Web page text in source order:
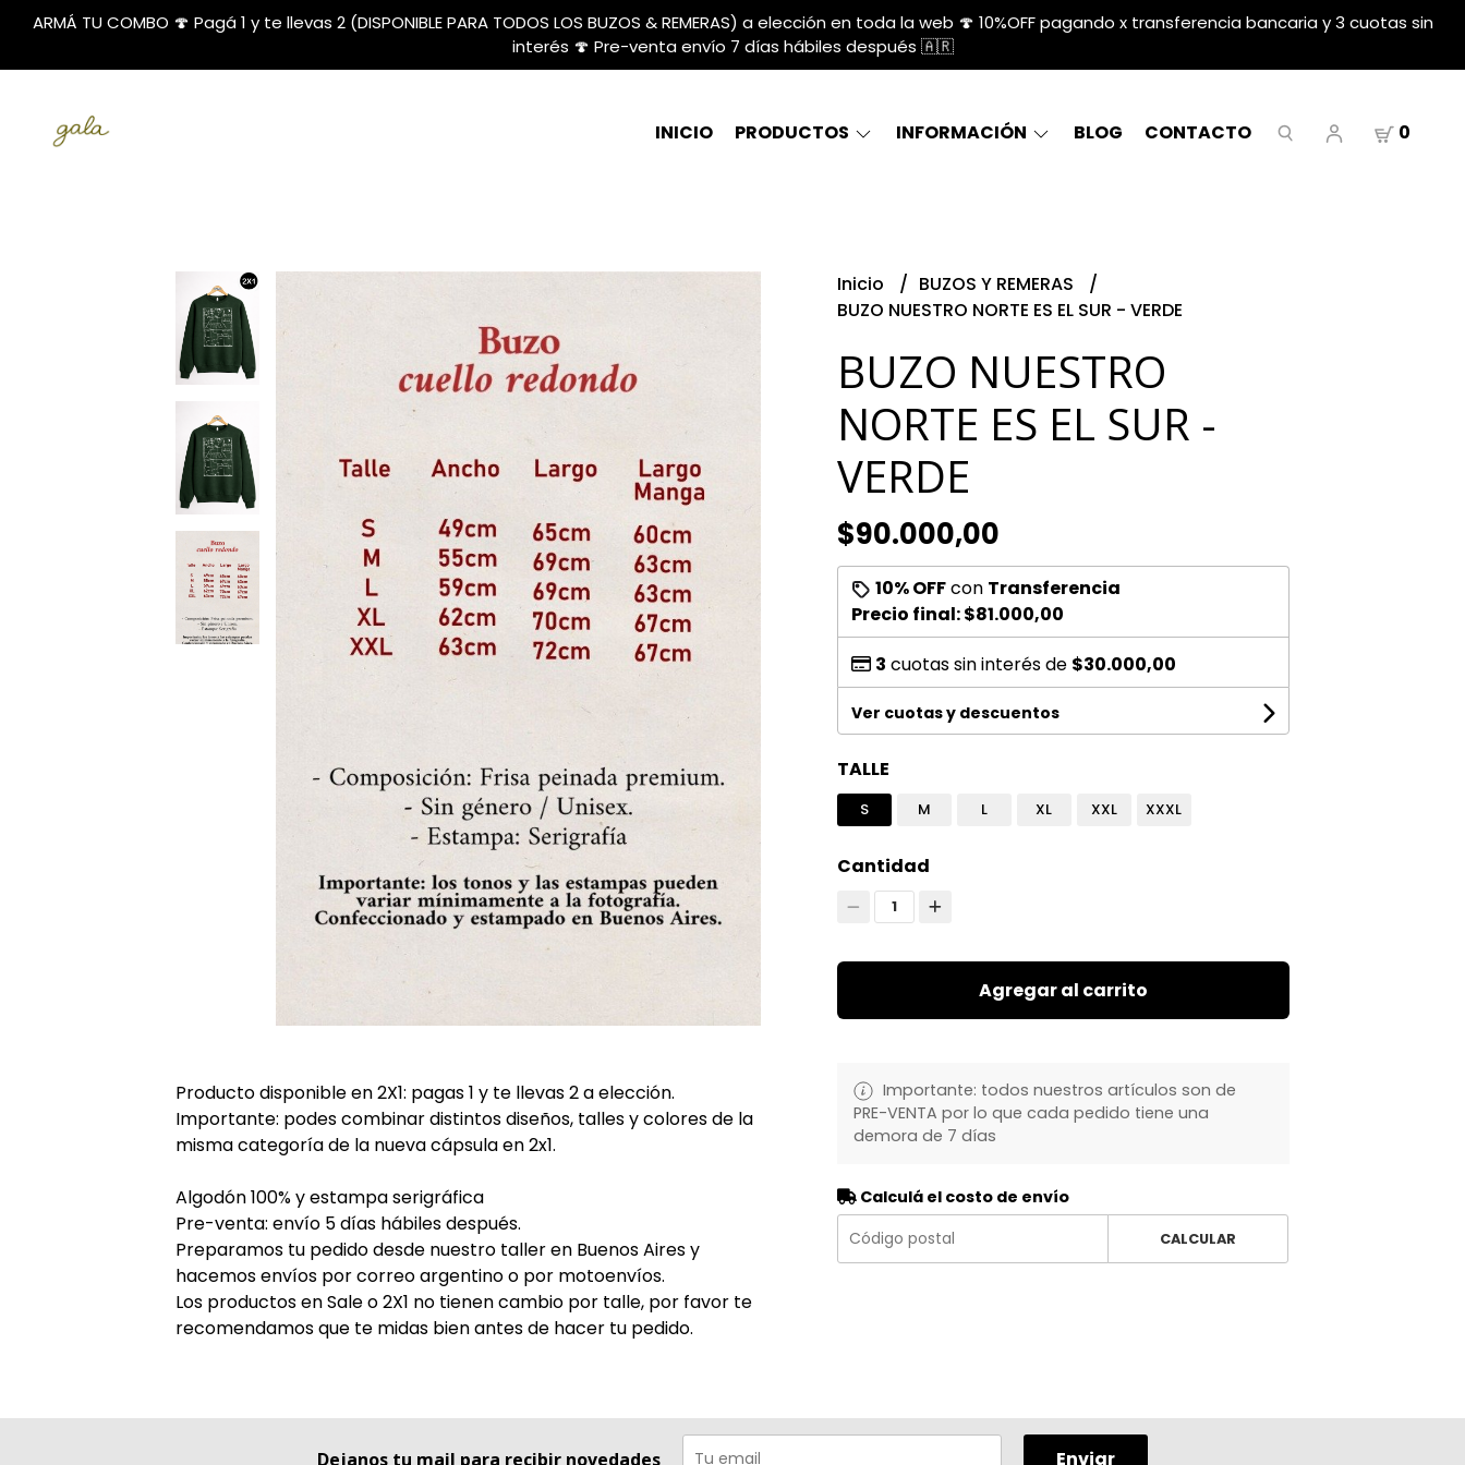
ARMÁ TU COMBO 🍄 Pagá 1 y te llevas 2 (DISPONIBLE PARA TODOS LOS BUZOS & REMERAS) a elección en toda la web 🍄 10%OFF pagando x transferencia bancaria y 3 cuotas sin
interés 🍄 Pre-venta envío 7 días hábiles después 🇦🇷
INICIO PRODUCTOS INFORMACIÓN BLOG CONTACTO 0
Producto disponible en 2X1: pagas 1 y te llevas 2 a elección.
Importante: podes combinar distintos diseños, talles y colores de la
misma categoría de la nueva cápsula en 2x1.
Algodón 100% y estampa serigráfica
Pre-venta: envío 5 días hábiles después.
Preparamos tu pedido desde nuestro taller en Buenos Aires y
hacemos envíos por correo argentino o por motoenvíos.
Los productos en Sale o 2X1 no tienen cambio por talle, por favor te
recomendamos que te midas bien antes de hacer tu pedido.
Inicio
BUZOS Y REMERAS
BUZO NUESTRO NORTE ES EL SUR - VERDE
BUZO NUESTRO
NORTE ES EL SUR -
VERDE
$90.000,00
10% OFFcon Transferencia
Precio final:$81.000,00
3 cuotas sin interés de $30.000,00
Ver cuotas y descuentos
TALLE
S M L XL XXL XXXL
Cantidad
1
Agregar al carrito
Importante: todos nuestros artículos son de
PRE-VENTA por lo que cada pedido tiene una
demora de 7 días
Calculá el costo de envío
CALCULAR
Dejanos tu mail para recibir novedades Enviar